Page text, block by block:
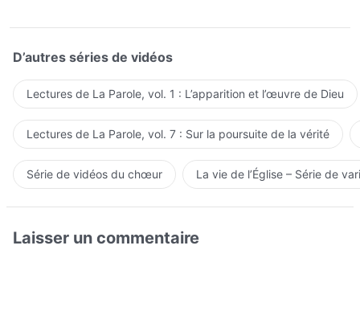
D’autres séries de vidéos
Lectures de La Parole, vol. 1 : L’apparition et l’œuvre de Dieu
Lectures de La Parole, vol. 7 : Sur la poursuite de la vérité
Série de vidéos du chœur La vie de l’Église – Série de
Laisser un commentaire